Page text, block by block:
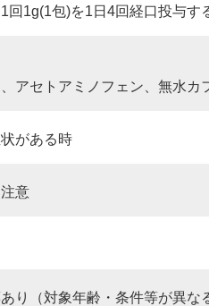
回1g(1包)を1日4回経口投与す
アセトアミノフェン、無水
がある時
意
り（対象年齢・条件等が異な